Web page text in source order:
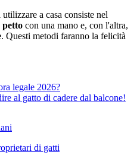
a casa consiste nel
petto con una mano e, con l'altra,
. Questi metodi faranno la felicità
legale 2026?
al gatto di cadere dal balcone!
di gatti